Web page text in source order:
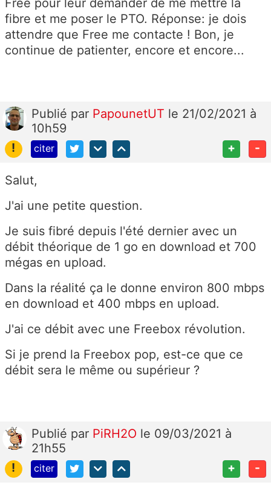
Free pour leur demander de me mettre la
fibre et me poser le PTO. Réponse: je dois
attendre que Free me contacte ! Bon, je
continue de patienter, encore et encore...
Publié par PapounetUT le 21/02/2021 à
10h59
!
citer + -
Salut,
J'ai une petite question.
Je suis fibré depuis l'été dernier avec un
débit théorique de 1 go en download et 700
mégas en upload.
Dans la réalité ça le donne environ 800 mbps
en download et 400 mbps en upload.
J'ai ce débit avec une Freebox révolution.
Si je prend la Freebox pop, est-ce que ce
débit sera le même ou supérieur ?
Publié par PiRH2O le 09/03/2021 à
21h55
!
citer + -